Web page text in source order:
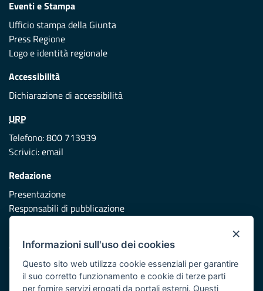
Eventi e Stampa
Ufficio stampa della Giunta
Press Regione
Logo e identità regionale
Accessibilità
Dichiarazione di accessibilità
URP
Telefono: 800 713939
Scrivici:email
Redazione
Presentazione
Responsabili di pubblicazione
Vai al sito di Protezione Civile Puglia
Iniziativa finanziata con risorse del POR Puglia 2014/2020 -
Asse XI
×
Informazioni sull'uso dei cookies
Questo sito web utilizza cookie essenziali per garantire
il suo corretto funzionamento e cookie di terze parti
per fornire servizi erogati da portali esterni. Questi